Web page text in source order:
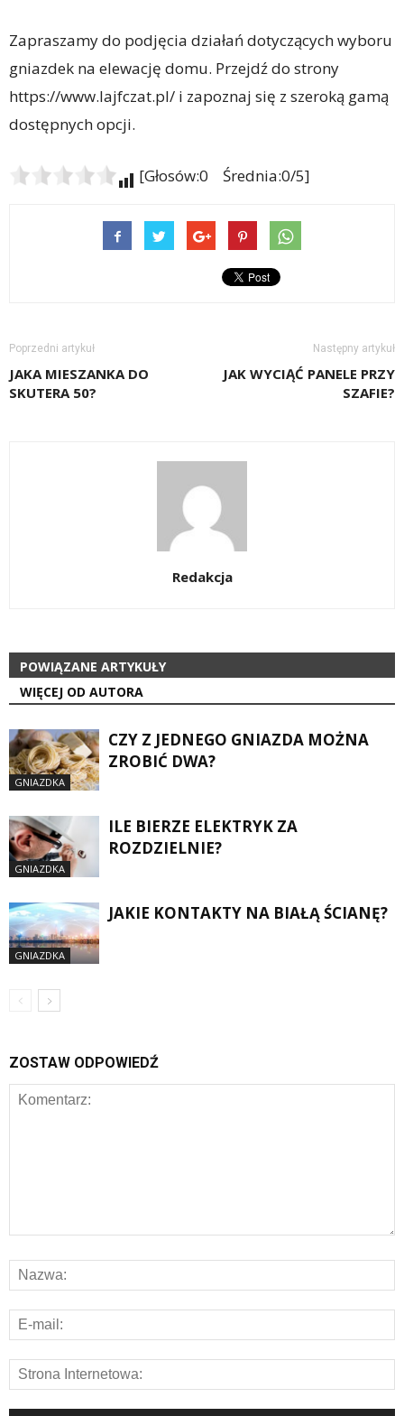
Zapraszamy do podjęcia działań dotyczących wyboru
gniazdek na elewację domu. Przejdź do strony
https://www.lajfczat.pl/ i zapoznaj się z szeroką gamą
dostępnych opcji.
[Głosów:0 Średnia:0/5]
Poprzedni artykuł
JAKA MIESZANKA DO
SKUTERA 50?
Następny artykuł
JAK WYCIĄĆ PANELE PRZY
SZAFIE?
Redakcja
POWIĄZANE ARTYKUŁY
WIĘCEJ OD AUTORA
GNIAZDKA
CZY Z JEDNEGO GNIAZDA MOŻNA
ZROBIĆ DWA?
GNIAZDKA
ILE BIERZE ELEKTRYK ZA
ROZDZIELNIE?
GNIAZDKA
JAKIE KONTAKTY NA BIAŁĄ ŚCIANĘ?
ZOSTAW ODPOWIEDŹ